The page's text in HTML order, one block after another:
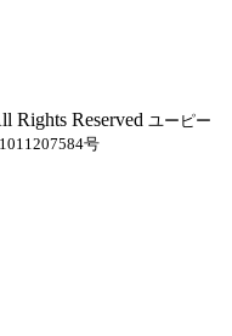
Rights Reserved ユーピー
号